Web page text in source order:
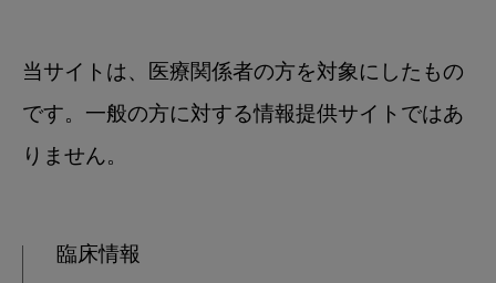
当サイトは、医療関係者の方を対象にしたもの
です。一般の方に対する情報提供サイトではあ
りません。
臨床情報